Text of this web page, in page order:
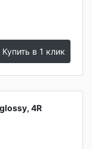
Купить в 1 клик
4R